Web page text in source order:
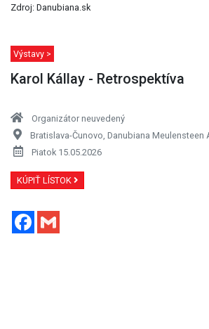
Zdroj: Danubiana.sk
Výstavy >
Karol Kállay - Retrospektíva
Organizátor neuvedený
Bratislava-Čunovo, Danubiana Meulensteen
Piatok 15.05.2026
KÚPIŤ LÍSTOK
Facebook